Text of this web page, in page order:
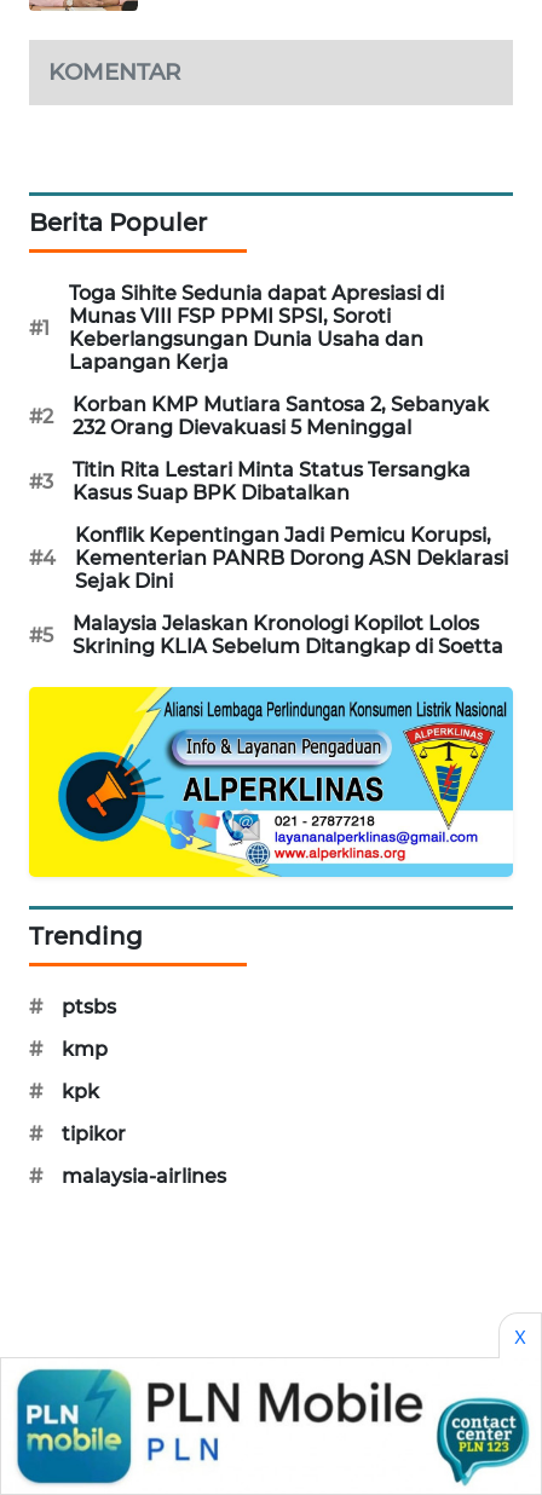
KOMENTAR
Berita Populer
#1
Toga Sihite Sedunia dapat Apresiasi di
Munas VIII FSP PPMI SPSI, Soroti
Keberlangsungan Dunia Usaha dan
Lapangan Kerja
#2
Korban KMP Mutiara Santosa 2, Sebanyak
232 Orang Dievakuasi 5 Meninggal
#3
Titin Rita Lestari Minta Status Tersangka
Kasus Suap BPK Dibatalkan
#4
Konflik Kepentingan Jadi Pemicu Korupsi,
Kementerian PANRB Dorong ASN Deklarasi
Sejak Dini
#5
Malaysia Jelaskan Kronologi Kopilot Lolos
Skrining KLIA Sebelum Ditangkap di Soetta
Trending
#
ptsbs
#
kmp
#
kpk
#
tipikor
#
malaysia-airlines
X